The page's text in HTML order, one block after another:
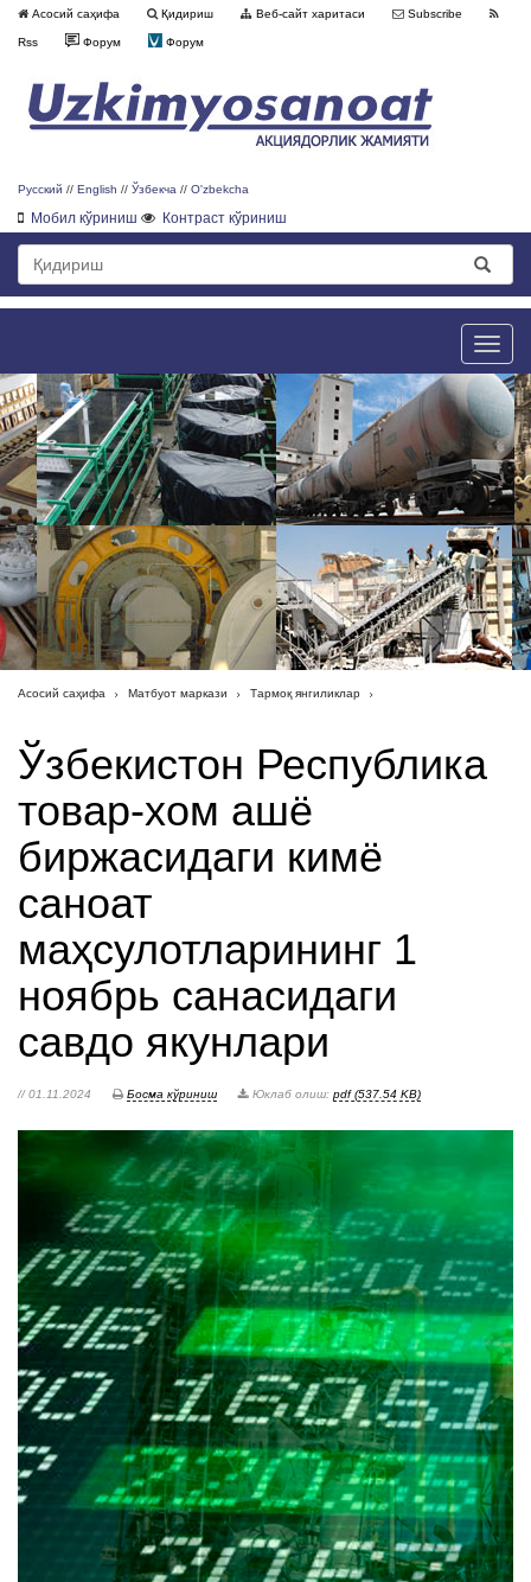
Асосий саҳифа Қидириш Веб-сайт харитаси Subscribe
Rss Форум Форум
Русский // English // Ўзбекча // O'zbekcha
Мобил кўриниш Контраст кўриниш
Toggle
Асосий саҳифа Матбуот маркази Тармоқ янгиликлар
Ўзбекистон Республика
товар-хом ашё
биржасидаги кимё
саноат
маҳсулотларининг 1
ноябрь санасидаги
савдо якунлари
// 01.11.2024 Босма кўриниш Юклаб олиш: pdf (537.54 KB)